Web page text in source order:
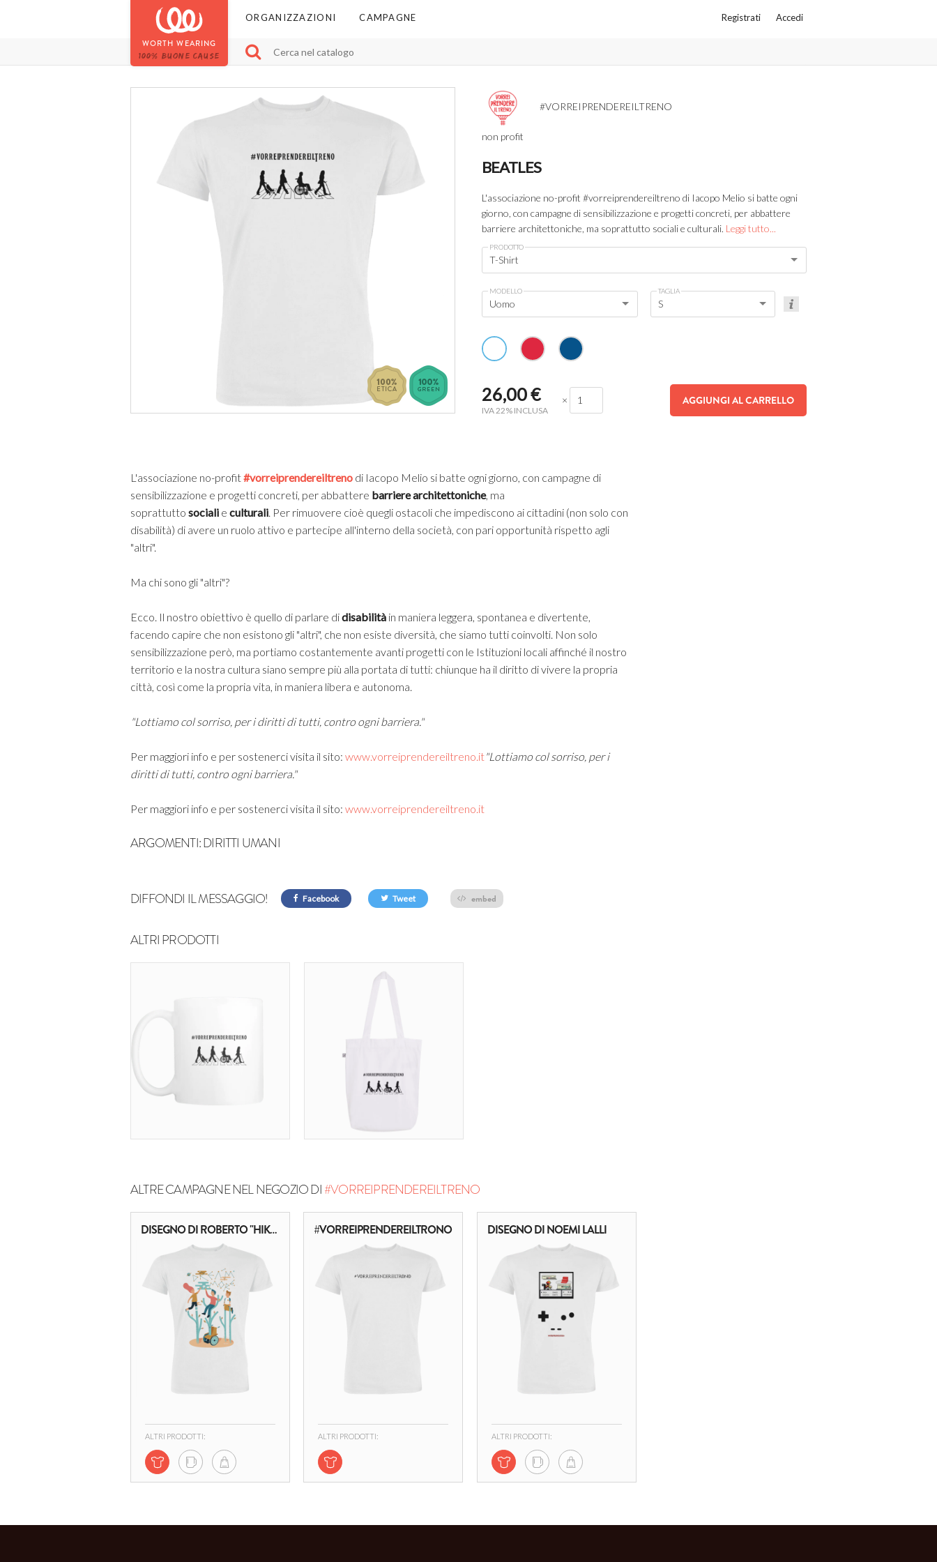
WORTH WEARING
100% BUONE CAUSE
Registrati Accedi
ORGANIZZAZIONI CAMPAGNE
#VORREIPRENDEREILTRENO
non profit
BEATLES
L'associazione no-profit #vorreiprendereiltreno di Iacopo Melio si batte ogni
giorno, con campagne di sensibilizzazione e progetti concreti, per abbattere
barriere architettoniche, ma soprattutto sociali e culturali. Leggi tutto...
PRODOTTO
T-Shirt
MODELLO
Uomo
TAGLIA
S
26,00€
IVA 22% INCLUSA
× AGGIUNGI AL CARRELLO
L'associazione no-profit#vorreiprendereiltreno di Iacopo Melio si batte ogni giorno, con campagne di
sensibilizzazione e progetti concreti, per abbattere barriere architettoniche, ma
soprattutto sociali e culturali. Per rimuovere cioè quegli ostacoli che impediscono ai cittadini (non solo con
disabilità) di avere un ruolo attivo e partecipe all'interno della società, con pari opportunità rispetto agli
"altri".
Ma chi sono gli "altri"?
Ecco. Il nostro obiettivo è quello di parlare didisabilità in maniera leggera, spontanea e divertente,
facendo capire che non esistono gli "altri", che non esiste diversità, che siamo tutti coinvolti. Non solo
sensibilizzazione però, ma portiamo costantemente avanti progetti con le Istituzioni locali affinché il nostro
territorio e la nostra cultura siano sempre più alla portata di tutti: chiunque ha il diritto di vivere la propria
città, così come la propria vita, in maniera libera e autonoma.
"Lottiamo col sorriso, per i diritti di tutti, contro ogni barriera."
Per maggiori info e per sostenerci visita il sito: www.vorreiprendereiltreno.it"Lottiamo col sorriso, per i
diritti di tutti, contro ogni barriera."
Per maggiori info e per sostenerci visita il sito: www.vorreiprendereiltreno.it
ARGOMENTI:DIRITTI UMANI
DIFFONDI IL MESSAGGIO! Facebook Tweet embed
ALTRI PRODOTTI
ALTRE CAMPAGNE NEL NEGOZIO DI#VORREIPRENDEREILTRENO
DISEGNO DI ROBERTO "HIKIMI" BLEFARI
ALTRI PRODOTTI:
#VORREIPRENDEREILTRONO
ALTRI PRODOTTI:
DISEGNO DI NOEMI LALLI
ALTRI PRODOTTI: